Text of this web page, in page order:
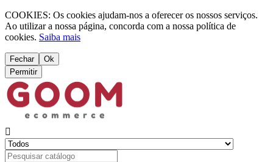
COOKIES: Os cookies ajudam-nos a oferecer os nossos serviços.
Ao utilizar a nossa página, concorda com a nossa política de
cookies. Saiba mais
Fechar
Ok
Permitir
